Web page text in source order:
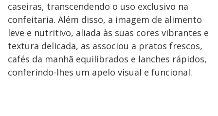
caseiras, transcendendo o uso exclusivo na
confeitaria. Além disso, a imagem de alimento
leve e nutritivo, aliada às suas cores vibrantes e
textura delicada, as associou a pratos frescos,
cafés da manhã equilibrados e lanches rápidos,
conferindo-lhes um apelo visual e funcional.